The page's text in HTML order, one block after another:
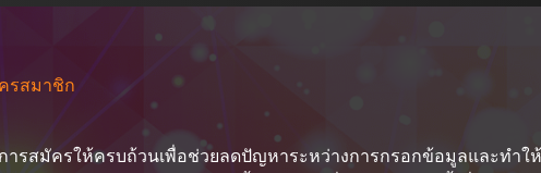
รสมาชิก
รสมัครให้ครบถ้วนเพื่อช่วยลดปัญหาระหว่างการกรอกข้อมูลและทำใ